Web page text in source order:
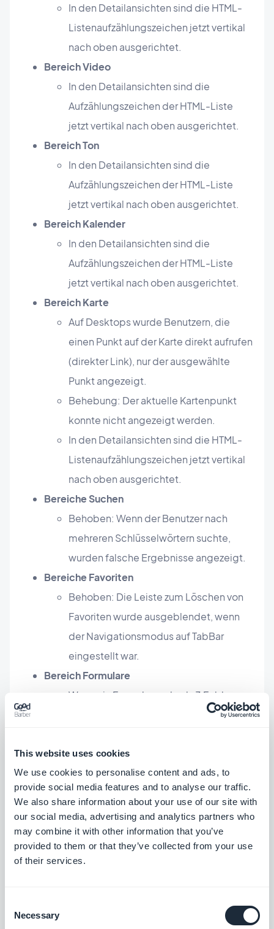
This website uses cookies
We use cookies to personalise content and ads, to
provide social media features and to analyse our traffic.
We also share information about your use of our site with
our social media, advertising and analytics partners who
may combine it with other information that you’ve
provided to them or that they’ve collected from your use
of their services.
Selection
Necessary
In den Detailansichten sind die HTML-
Listenaufzählungszeichen jetzt vertikal
nach oben ausgerichtet.
Bereich Video
In den Detailansichten sind die
Aufzählungszeichen der HTML-Liste
jetzt vertikal nach oben ausgerichtet.
Bereich Ton
In den Detailansichten sind die
Aufzählungszeichen der HTML-Liste
jetzt vertikal nach oben ausgerichtet.
Bereich Kalender
In den Detailansichten sind die
Aufzählungszeichen der HTML-Liste
jetzt vertikal nach oben ausgerichtet.
Bereich Karte
Auf Desktops wurde Benutzern, die
einen Punkt auf der Karte direkt aufrufen
(direkter Link), nur der ausgewählte
Punkt angezeigt.
Behebung: Der aktuelle Kartenpunkt
konnte nicht angezeigt werden.
In den Detailansichten sind die HTML-
Listenaufzählungszeichen jetzt vertikal
nach oben ausgerichtet.
Bereiche Suchen
Behoben: Wenn der Benutzer nach
mehreren Schlüsselwörtern suchte,
wurden falsche Ergebnisse angezeigt.
Bereiche Favoriten
Behoben: Die Leiste zum Löschen von
Favoriten wurde ausgeblendet, wenn
der Navigationsmodus auf TabBar
eingestellt war.
Bereich Formulare
Wenn ein Formular mehr als 3 Felder
vom Typ "Datei" enthält, werden jetzt
mehr angezeigt, um den
Speicherverbrauch zu optimieren.
Bereiche Einstellungen
Unter iOS wurde ein Problem behoben,
das dazu führte, dass die Schaltfläche
"Support kontaktieren" nicht
Add-on Coupons